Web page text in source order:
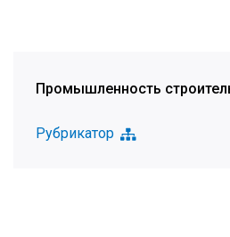
Промышленность
Рубрикатор